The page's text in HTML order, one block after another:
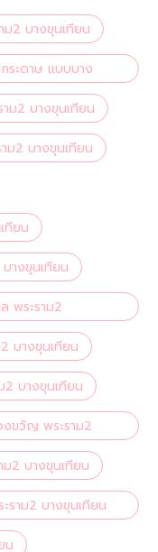
2 บางขุนเทียน
ะดาษ แบบบาง
ม2 บางขุนเทียน
ม2 บางขุนเทียน
ทียน
างขุนเทียน
พระราม2
บางขุนเทียน
บางขุนเทียน
ขวัญ พระราม2
2 บางขุนเทียน
ราม2 บางขุนเทียน
น